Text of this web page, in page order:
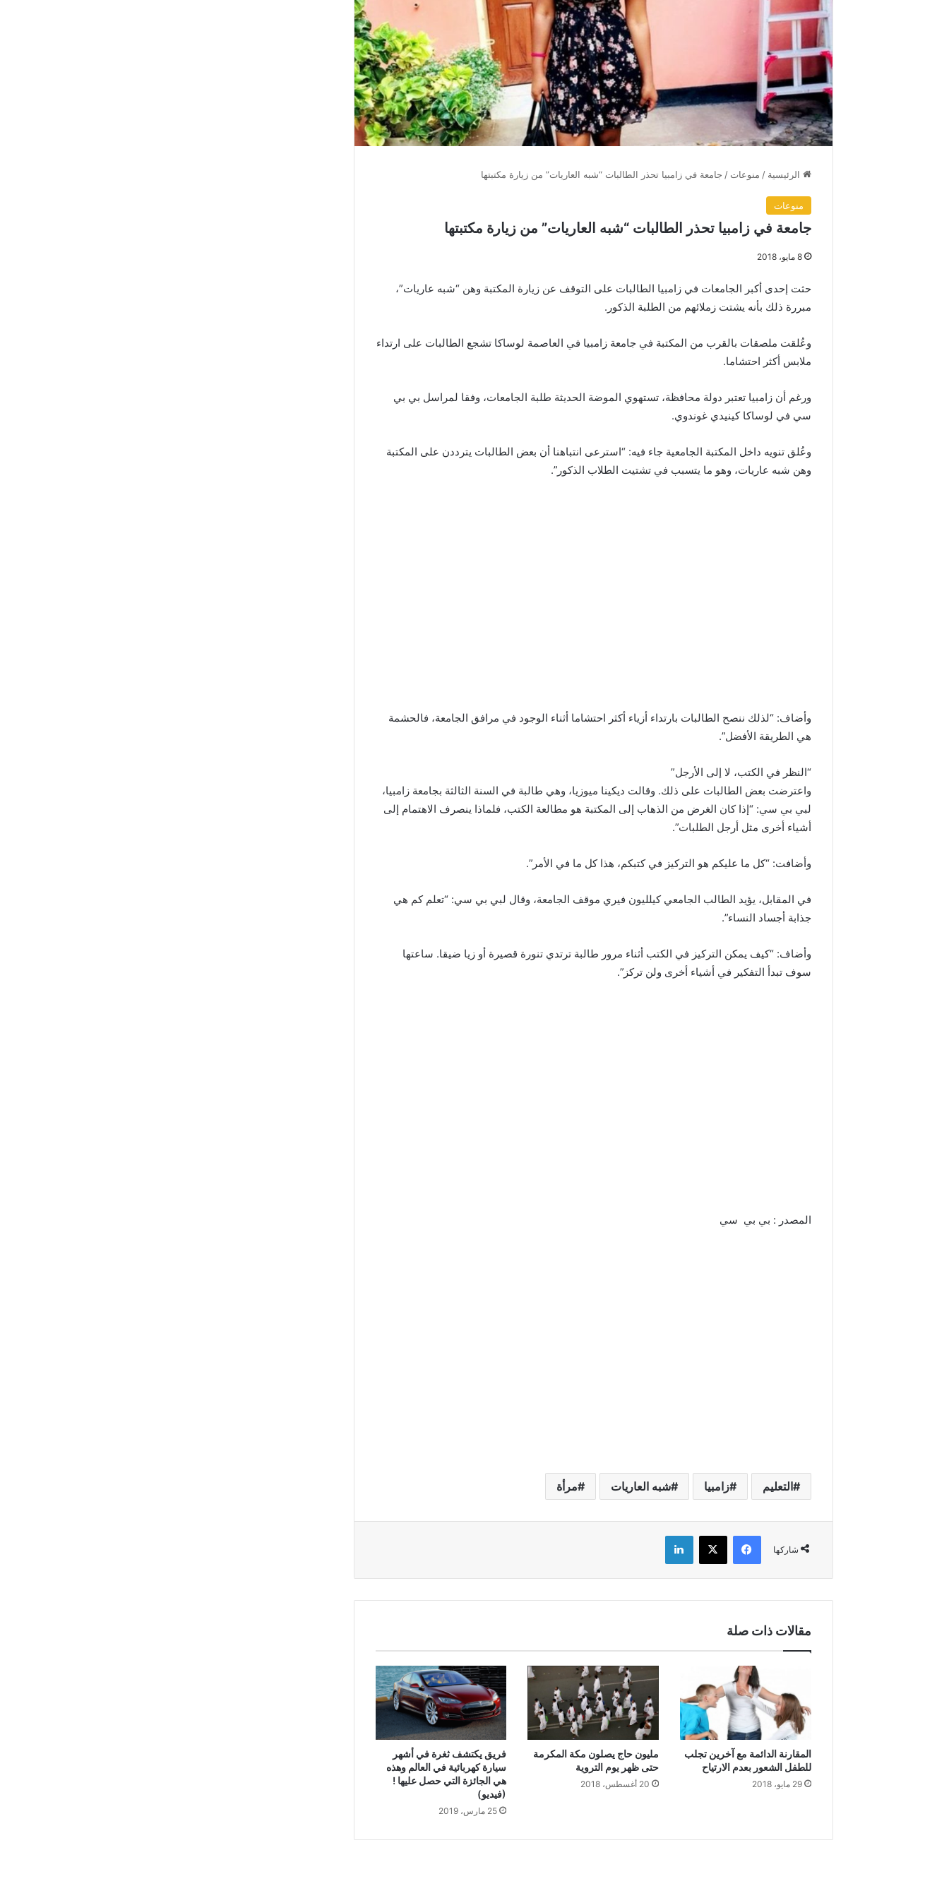
الرئيسية / منوعات / جامعة في زامبيا تحذر الطالبات “شبه العاريات” من زيارة مكتبتها
منوعات
جامعة في زامبيا تحذر الطالبات “شبه العاريات” من زيارة مكتبتها
8 مايو، 2018
حثت إحدى أكبر الجامعات في زامبيا الطالبات على التوقف عن زيارة المكتبة وهن “شبه عاريات”،
مبررة ذلك بأنه يشتت زملائهم من الطلبة الذكور.
وعُلقت ملصقات بالقرب من المكتبة في جامعة زامبيا في العاصمة لوساكا تشجع الطالبات على ارتداء
ملابس أكثر احتشاما.
ورغم أن زامبيا تعتبر دولة محافظة، تستهوي الموضة الحديثة طلبة الجامعات، وفقا لمراسل بي بي
سي في لوساكا كينيدي غوندوي.
وعُلق تنويه داخل المكتبة الجامعية جاء فيه: “استرعى انتباهنا أن بعض الطالبات يترددن على المكتبة
وهن شبه عاريات، وهو ما يتسبب في تشتيت الطلاب الذكور”.
وأضاف: “لذلك ننصح الطالبات بارتداء أزياء أكثر احتشاما أثناء الوجود في مرافق الجامعة، فالحشمة
هي الطريقة الأفضل”.
“النظر في الكتب، لا إلى الأرجل”
واعترضت بعض الطالبات على ذلك. وقالت ديكينا ميوزيا، وهي طالبة في السنة الثالثة بجامعة زامبيا،
لبي بي سي: “إذا كان الغرض من الذهاب إلى المكتبة هو مطالعة الكتب، فلماذا ينصرف الاهتمام إلى
أشياء أخرى مثل أرجل الطلبات”.
وأضافت: “كل ما عليكم هو التركيز في كتبكم، هذا كل ما في الأمر”.
في المقابل، يؤيد الطالب الجامعي كيلليون فيري موقف الجامعة، وقال لبي بي سي: “تعلم كم هي
جذابة أجساد النساء”.
وأضاف: “كيف يمكن التركيز في الكتب أثناء مرور طالبة ترتدي تنورة قصيرة أو زيا ضيقا. ساعتها
سوف تبدأ التفكير في أشياء أخرى ولن تركز”.
المصدر : بي بي سي
التعليم زامبيا شبه العاريات مرأة
شاركها
فيسبوك X لينكدإن
مقالات ذات صلة
المقارنة الدائمة مع آخرين تجلب
للطفل الشعور بعدم الارتياح
29 مايو، 2018
مليون حاج يصلون مكة المكرمة
حتى ظهر يوم التروية
20 أغسطس، 2018
فريق يكتشف ثغرة في أشهر
سيارة كهربائية في العالم وهذه
هي الجائزة التي حصل عليها !
(فيديو)
25 مارس، 2019